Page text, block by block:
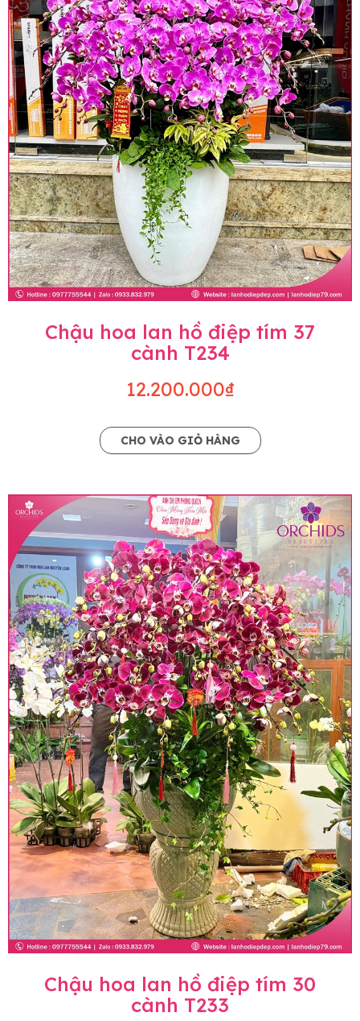
Chậu hoa lan hồ điệp tím 37
cành T234
12.200.000₫
CHO VÀO GIỎ HÀNG
Chậu hoa lan hồ điệp tím 30
cành T233